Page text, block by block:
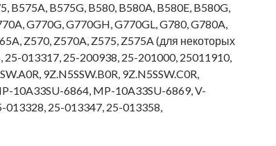
B575A, B575G, B580, B580A, B580E, B580G,
G770G, G770GH, G770GL, G780, G780A,
Z570, Z570A, Z575, Z575A (для некоторых
013317, 25-200938, 25-201000, 25011910,
9Z.N5SSW.B0R, 9Z.N5SSW.C0R,
10A33SU-6864, MP-10A33SU-6869, V-
013328, 25-013347, 25-013358,